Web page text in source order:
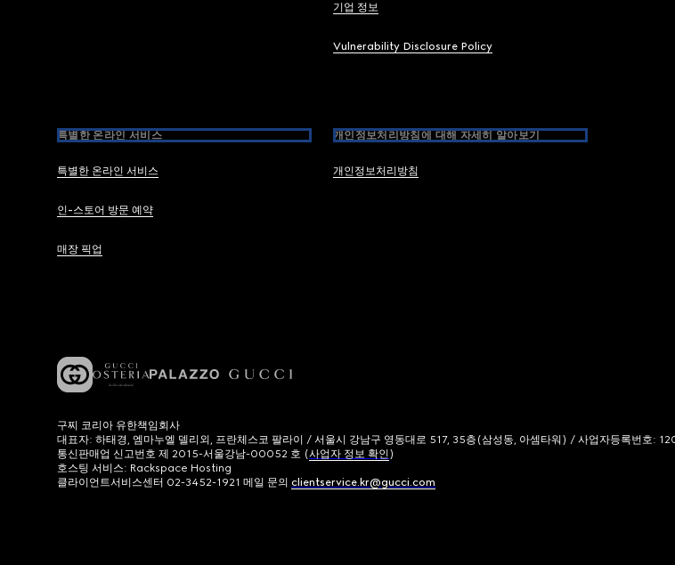
기업 정보
Vulnerability Disclosure Policy
특별한 온라인 서비스
특별한 온라인 서비스
인-스토어 방문 예약
매장 픽업
개인정보처리방침에 대해 자세히 알아보기
개인정보처리방침
구찌 코리아 유한책임회사
대표자: 하태경, 엠마누엘 델리외, 프란체스코 팔라이 / 서울시 강남구 영동대로 517, 35층(삼성동, 아셈타워) / 사업자등록번호:
통신판매업 신고번호 제 2015-서울강남-00052 호 (사업자 정보 확인)
호스팅 서비스: Rackspace Hosting
클라이언트서비스센터 02-3452-1921 메일 문의 clientservice.kr@gucci.com